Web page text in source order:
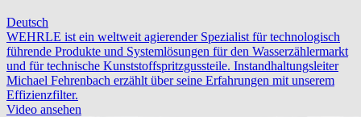
Deutsch
WEHRLE ist ein weltweit agierender Spezialist für technologisch
führende Produkte und Systemlösungen für den Wasserzählermarkt
und für technische Kunststoffspritzgussteile. Instandhaltungsleiter
Michael Fehrenbach erzählt über seine Erfahrungen mit unserem
Effizienzfilter.
Video ansehen